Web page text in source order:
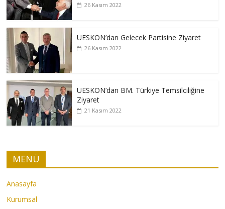
26 Kasım 2022
UESKON’dan Gelecek Partisine Ziyaret
26 Kasım 2022
UESKON’dan BM. Türkiye Temsilciliğine
Ziyaret
21 Kasım 2022
MENÜ
Anasayfa
Kurumsal